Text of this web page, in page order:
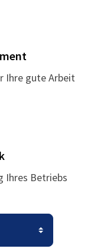
Ihre gute Arbeit
Ihres Betriebs